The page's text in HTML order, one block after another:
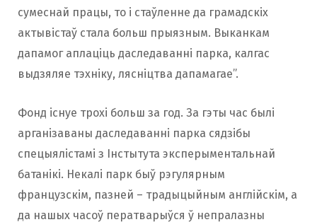
сумеснай працы, то і стаўленне да грамадскіх
актывістаў стала больш прыязным. Выканкам
дапамог аплаціць даследаванні парка, калгас
выдзяляе тэхніку, лясніцтва дапамагае”.
Фонд існуе трохі больш за год. За гэты час былі
арганізаваны даследаванні парка сядзібы
спецыялістамі з Інстытута эксперыментальнай
батанікі. Некалі парк быў рэгулярным
французскім, пазней – традыцыйным англійскім, а
да нашых часоў ператварыўся ў непралазны